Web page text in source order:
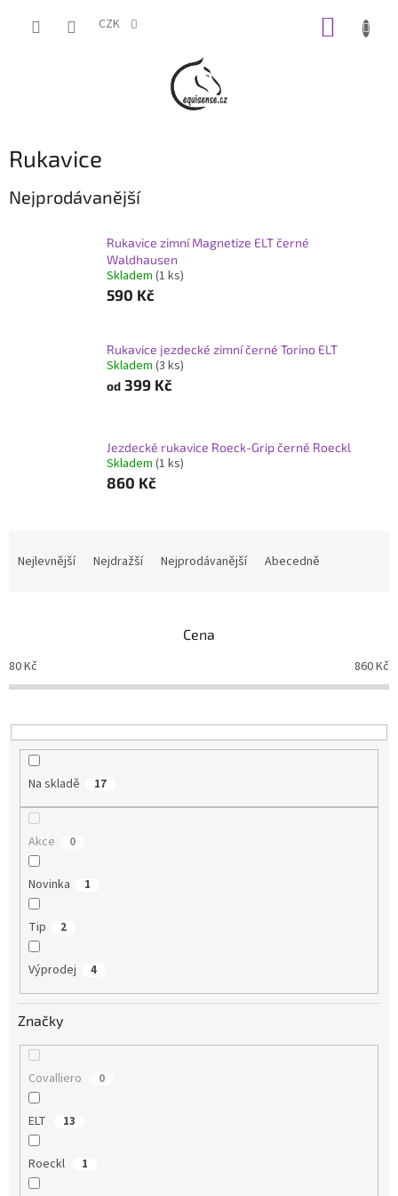
CZK
Rukavice
Nejprodávanější
Rukavice zimní Magnetize ELT černé
Waldhausen
Skladem (1 ks)
590 Kč
Rukavice jezdecké zimní černé Torino ELT
Skladem (3 ks)
od 399 Kč
Jezdecké rukavice Roeck-Grip černé Roeckl
Skladem (1 ks)
860 Kč
p
r
o
u
Nejlevnější Nejdražší Nejprodávanější Abecedně
Cena
80Kč 860Kč
Na skladě 17
Akce 0
Novinka 1
Tip 2
Výprodej 4
Značky
Covalliero 0
ELT 13
Roeckl 1